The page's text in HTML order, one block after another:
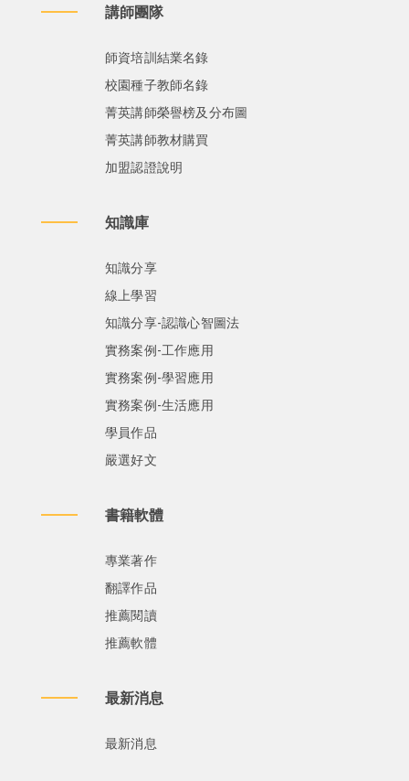
講師團隊
師資培訓結業名錄
校園種子教師名錄
菁英講師榮譽榜及分布圖
菁英講師教材購買
加盟認證說明
知識庫
知識分享
線上學習
知識分享-認識心智圖法
實務案例-工作應用
實務案例-學習應用
實務案例-生活應用
學員作品
嚴選好文
書籍軟體
專業著作
翻譯作品
推薦閱讀
推薦軟體
最新消息
最新消息